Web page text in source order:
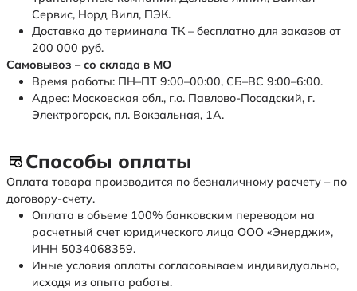
Сервис, Норд Вилл, ПЭК.
Доставка до терминала ТК – бесплатно для заказов от
200 000 руб.
Самовывоз – со склада в МО
Время работы: ПН–ПТ 9:00–00:00, СБ–ВС 9:00–6:00.
Адрес: Московская обл., г.о. Павлово-Посадский, г.
Электрогорск, пл. Вокзальная, 1А.
Способы оплаты
Оплата товара производится по безналичному расчету – по
договору-счету.
Оплата в объеме 100% банковским переводом на
расчетный счет юридического лица ООО «Энерджи»,
ИНН 5034068359.
Иные условия оплаты согласовываем индивидуально,
исходя из опыта работы.